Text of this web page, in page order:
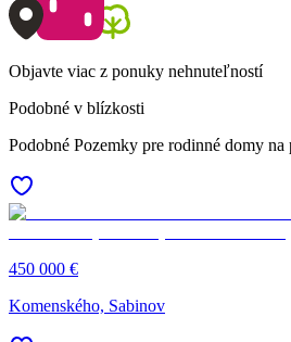
Objavte viac z ponuky nehnuteľností
Podobné v blízkosti
Podobné Pozemky pre rodinné domy na
450 000 €
Komenského, Sabinov